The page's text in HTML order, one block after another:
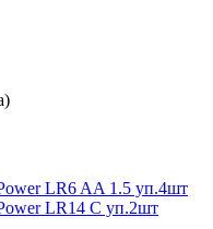
LR6 AA 1.5 уп.4шт
LR14 С уп.2шт